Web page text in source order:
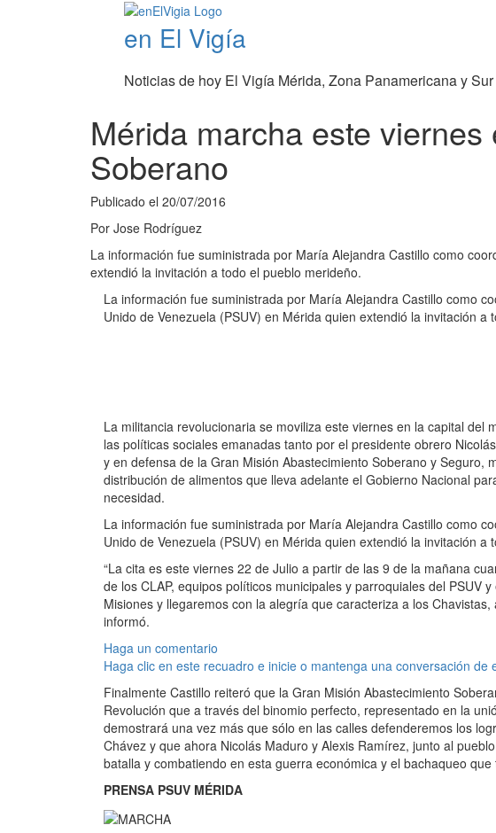
en El Vigía
Noticias de hoy El Vigía Mérida, Zona Panamericana y
Mérida marcha este
Soberano
Publicado el 20/07/2016
Por Jose Rodríguez
La información fue suministrada por María Alejandra Castillo como
extendió la invitación a todo el pueblo merideño.
La información fue suministrada por María Alejandra Castillo como
Unido de Venezuela (PSUV) en Mérida quien extendió la invitación a
La militancia revolucionaria se moviliza este viernes en la capital
las políticas sociales emanadas tanto por el presidente obrero
y en defensa de la Gran Misión Abastecimiento Soberano y Seguro,
distribución de alimentos que lleva adelante el Gobierno Nacional
necesidad.
La información fue suministrada por María Alejandra Castillo como
Unido de Venezuela (PSUV) en Mérida quien extendió la invitación a
“La cita es este viernes 22 de Julio a partir de las 9 de la mañana
de los CLAP, equipos políticos municipales y parroquiales del PSUV
Misiones y llegaremos con la alegría que caracteriza a los
informó.
Haga un comentario
Haga clic en este recuadro e inicie o mantenga una conversación de
Finalmente Castillo reiteró que la Gran Misión Abastecimiento
Revolución que a través del binomio perfecto, representado en la
demostrará una vez más que sólo en las calles defenderemos los
Chávez y que ahora Nicolás Maduro y Alexis Ramírez, junto al
batalla y combatiendo en esta guerra económica y el bachaqueo
PRENSA PSUV MÉRIDA